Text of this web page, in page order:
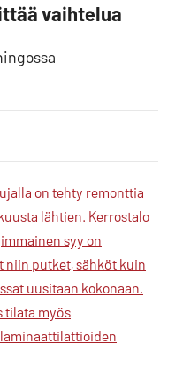
vaihtelua
on tehty remonttia
lähtien. Kerrostalo
syy on
niin putket, sähköt kuin
uusitaan kokonaan.
tilata myös